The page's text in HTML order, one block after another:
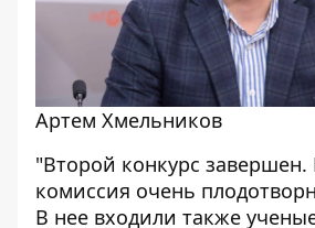
Артем Хмельников
"Второй конкурс завершен.
комиссия очень
В нее входили также